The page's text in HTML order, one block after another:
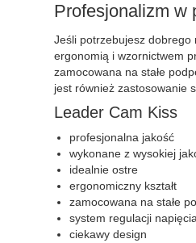
Profesjonalizm w
Jeśli potrzebujesz
ergonomią i wzornictwem
zamocowana na stałe
jest również zastosowanie
Leader Cam Kiss
profesjonalna jakość
wykonane z wysokiej
idealnie ostre
ergonomiczny kształt
zamocowana na stałe
system regulacji
ciekawy design